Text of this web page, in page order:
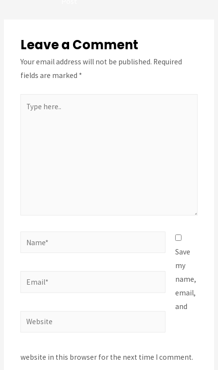
Leave a Comment
Your email address will not be published. Required
fields are marked *
here..
Name*
Email*
Website
Save
my
name,
email,
and
website in this browser for the next time I comment.